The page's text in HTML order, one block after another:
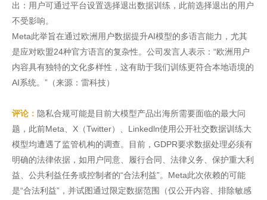
出：用户可通过平台设置选择退出数据训练，此前选择退出的用户
不受影响。
Meta此举旨在通过欧洲用户数据提升AI模型的多语言能力，尤其
是应对欧盟24种官方语言的复杂性。公司发言人表示：“欧洲用户
内容具有独特的文化多样性，这有助于我们训练更符合本地语境的
AI系统。”（来源：雷科技）
评论： 隐私合规可能是目前大模型产品出海所需要面临的最大问
题，此前Meta、X（Twitter）、Linkedln使用公开社交数据训练大
模型均遭遇了监管机构的调查。目前，GDPR要求数据处理必须有
明确的法律依据，如用户同意、履行合同、法律义务、保护重大利
益、公共利益任务或控制者的“合法利益”。Meta此次依赖的可能
是“合法利益”，并试图通过限定数据范围（仅公开内容、排除敏感